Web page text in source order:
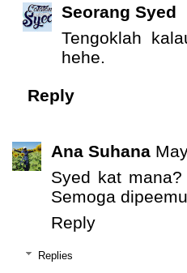
Seorang Syed
Tengoklah
hehe.
Reply
Ana Suhana
Syed kat
Semoga
Reply
Replies